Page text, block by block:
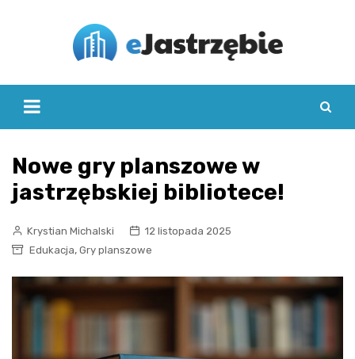
Nowe gry planszowe w
jastrzębskiej bibliotece!
Krystian Michalski
12 listopada 2025
Edukacja, Gry planszowe